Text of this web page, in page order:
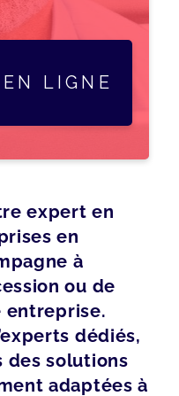
LIGNE
expert en
en
à
ou de
entreprise.
dédiés,
des solutions
adaptées à